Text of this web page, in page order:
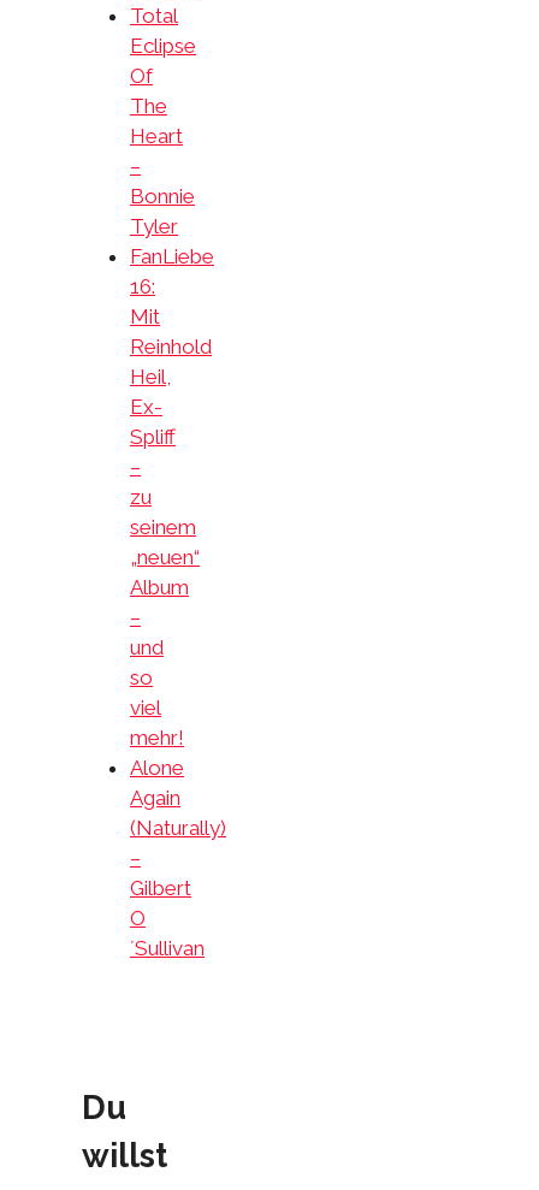
Total
Eclipse
Of
The
Heart
–
Bonnie
Tyler
FanLiebe
16:
Mit
Reinhold
Heil,
Ex-
Spliff
–
zu
seinem
„neuen“
Album
–
und
so
viel
mehr!
Alone
Again
(Naturally)
–
Gilbert
O
´Sullivan
Du
willst